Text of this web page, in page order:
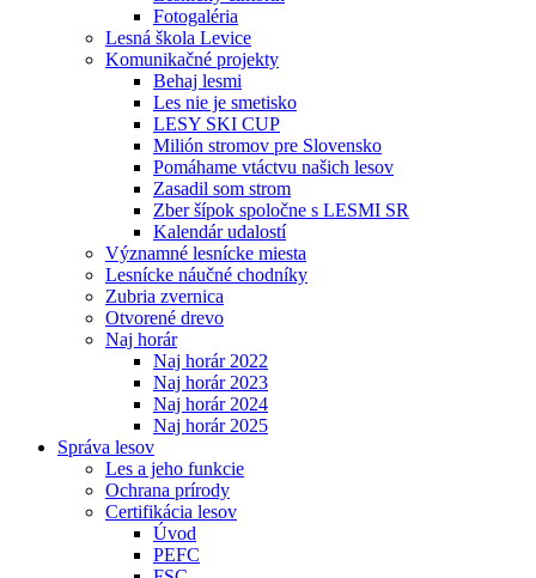
Fotogaléria
Lesná škola Levice
Komunikačné projekty
Behaj lesmi
Les nie je smetisko
LESY SKI CUP
Milión stromov pre Slovensko
Pomáhame vtáctvu našich lesov
Zasadil som strom
Zber šípok spoločne s LESMI SR
Kalendár udalostí
Významné lesnícke miesta
Lesnícke náučné chodníky
Zubria zvernica
Otvorené drevo
Naj horár
Naj horár 2022
Naj horár 2023
Naj horár 2024
Naj horár 2025
Správa lesov
Les a jeho funkcie
Ochrana prírody
Certifikácia lesov
Úvod
PEFC